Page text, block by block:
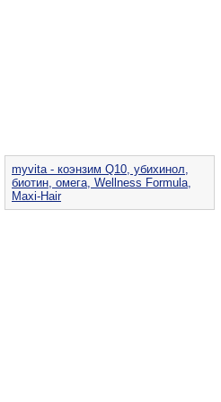
myvita - коэнзим Q10, убихинол,
биотин, омега, Wellness Formula,
Maxi-Hair